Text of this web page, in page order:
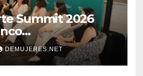
Summit 2026
a las
construir su
financiera
DEMUJERES.NET